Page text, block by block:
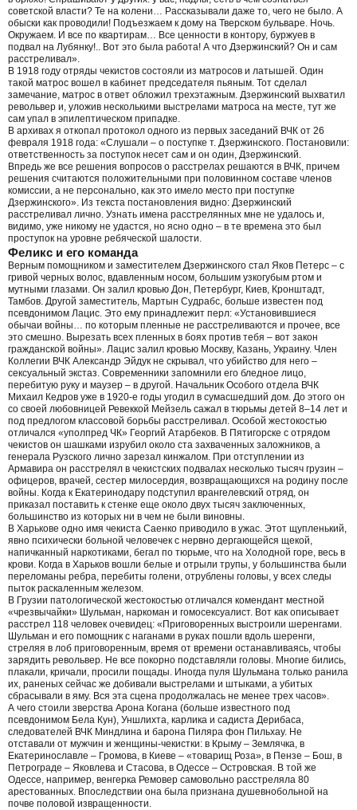
советской власти? Те на колени… Рассказывали даже то, чего не было. А
обыски как проводили! Подъезжаем к дому на Тверском бульваре. Ночь.
Окружаем. И все по квартирам… Все ценности в контору, буржуев в
подвал на Лубянку!.. Вот это была работа! А что Дзержинский? Он и сам
расстреливал».
В 1918 году отряды чекистов состояли из матросов и латышей. Один
такой матрос вошел в кабинет председателя пьяным. Тот сделал
замечание, матрос в ответ обложил трехэтажным. Дзержинский выхватил
револьвер и, уложив несколькими выстрелами матроса на месте, тут же
сам упал в эпилептическом припадке.
В архивах я откопал протокол одного из первых заседаний ВЧК от 26
февраля 1918 года: «Слушали – о поступке т. Дзержинского. Постановили:
ответственность за поступок несет сам и он один, Дзержинский.
Впредь же все решения вопросов о расстрелах решаются в ВЧК, причем
решения считаются положительными при половинном составе членов
комиссии, а не персонально, как это имело место при поступке
Дзержинского». Из текста постановления видно: Дзержинский
расстреливал лично. Узнать имена расстрелянных мне не удалось и,
видимо, уже никому не удастся, но ясно одно – в те времена это был
проступок на уровне ребяческой шалости.
Феликс и его команда
Верным помощником и заместителем Дзержинского стал Яков Петерс – с
гривой черных волос, вдавленным носом, большим узкогубым ртом и
мутными глазами. Он залил кровью Дон, Петербург, Киев, Кронштадт,
Тамбов. Другой заместитель, Мартын Судрабс, больше известен под
псевдонимом Лацис. Это ему принадлежит перл: «Установившиеся
обычаи войны… по которым пленные не расстреливаются и прочее, все
это смешно. Вырезать всех пленных в боях против тебя – вот закон
гражданской войны». Лацис залил кровью Москву, Казань, Украину. Член
Коллегии ВЧК Александр Эйдук не скрывал, что убийство для него –
сексуальный экстаз. Современники запомнили его бледное лицо,
перебитую руку и маузер – в другой. Начальник Особого отдела ВЧК
Михаил Кедров уже в 1920-е годы угодил в сумасшедший дом. До этого он
со своей любовницей Ревеккой Мейзель сажал в тюрьмы детей 8–14 лет и
под предлогом классовой борьбы расстреливал. Особой жестокостью
отличался «уполпред ЧК» Георгий Атарбеков. В Пятигорске с отрядом
чекистов он шашками изрубил около ста захваченных заложников, а
генерала Рузского лично зарезал кинжалом. При отступлении из
Армавира он расстрелял в чекистских подвалах несколько тысяч грузин –
офицеров, врачей, сестер милосердия, возвращающихся на родину после
войны. Когда к Екатеринодару подступил врангелевский отряд, он
приказал поставить к стенке еще около двух тысяч заключенных,
большинство из которых ни в чем не были виновны.
В Харькове одно имя чекиста Саенко приводило в ужас. Этот щупленький,
явно психически больной человечек с нервно дергающейся щекой,
напичканный наркотиками, бегал по тюрьме, что на Холодной горе, весь в
крови. Когда в Харьков вошли белые и отрыли трупы, у большинства были
переломаны ребра, перебиты голени, отрублены головы, у всех следы
пыток раскаленным железом.
В Грузии патологической жестокостью отличался комендант местной
«чрезвычайки» Шульман, наркоман и гомосексуалист. Вот как описывает
расстрел 118 человек очевидец: «Приговоренных выстроили шеренгами.
Шульман и его помощник с наганами в руках пошли вдоль шеренги,
стреляя в лоб приговоренным, время от времени останавливаясь, чтобы
зарядить револьвер. Не все покорно подставляли головы. Многие бились,
плакали, кричали, просили пощады. Иногда пуля Шульмана только ранила
их, раненых сейчас же добивали выстрелами и штыками, а убитых
сбрасывали в яму. Вся эта сцена продолжалась не менее трех часов».
А чего стоили зверства Арона Когана (больше известного под
псевдонимом Бела Кун), Уншлихта, карлика и садиста Дерибаса,
следователей ВЧК Миндлина и барона Пиляра фон Пильхау. Не
отставали от мужчин и женщины-чекистки: в Крыму – Землячка, в
Екатеринославле – Громова, в Киеве – «товарищ Роза», в Пензе – Бош, в
Петрограде – Яковлева и Стасова, в Одессе – Островская. В той же
Одессе, например, венгерка Ремовер самовольно расстреляла 80
арестованных. Впоследствии она была признана душевнобольной на
почве половой извращенности.